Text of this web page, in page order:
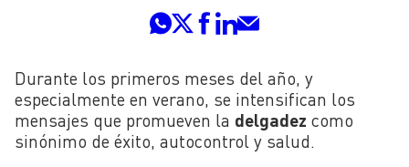
Durante los primeros meses del año, y
especialmente en verano, se intensifican los
mensajes que promueven la delgadez como
sinónimo de éxito, autocontrol y salud.